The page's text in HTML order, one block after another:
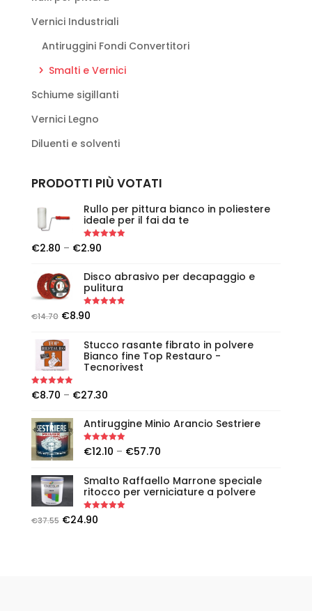
Vernici Industriali
Antiruggini Fondi Convertitori
Smalti e Vernici
Schiume sigillanti
Vernici Legno
Diluenti e solventi
PRODOTTI PIÙ VOTATI
Rullo per pittura bianco in poliestere
ideale per il fai da te
Rated
out of 5
€2.80 – €2.90
Disco abrasivo per decapaggio e
pulitura
Rated
out of 5
€14.70 €8.90
Stucco rasante fibrato in polvere
Bianco fine Top Restauro -
Tecnorivest
Rated5.00
out of 5
€8.70 – €27.30
Antiruggine Minio Arancio Sestriere
Rated 5.00
out of 5
€12.10 – €57.70
Smalto Raffaello Marrone speciale
ritocco per verniciature a polvere
Rated
out of 5
€37.55 €24.90